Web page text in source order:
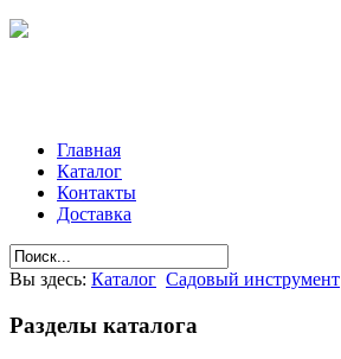
Главная
Каталог
Контакты
Доставка
Вы здесь: Каталог Садовый инструмент
Разделы каталога